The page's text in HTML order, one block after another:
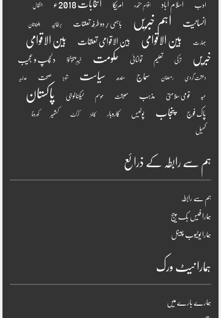
ادب اسلام آباد اقوامِ متحدہ امریکا انتخابات 2018ء انتقال
انسانیت اہم خبریں باہمی / دو طرفہ تعلقات برطانیہ بلوچستان
بھارت بین الاقوامی بین الاقوامی تعلقات
بین الاقوامی
خبریں
ترکی تعلیم توانائی حکومت خیبر پختونخوا دلچسپ و عجیب
دھشت گردی رمضان سماج سندھ سیاست شوبز صحت عدلیہ
عید قومی سلامتی مذہب معیشت موسم ٹیکنالوجی پاکستان
پاک فوج پنجاب پولیس کاروبار کالمز کرکٹ کشمیر کورونا
کھیل
ہم سے رابطہ کے ذرائع
ہم سے رابطہ
ہمارا فیس بک پیج
ہمارا یوٹیوب چینل
ہمارا نیٹ ورک
ہمارے بارے میں